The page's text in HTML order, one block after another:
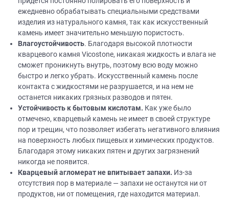
ежедневно обрабатывать специальными средствами
изделия из натурального камня, так как искусственный
камень имеет значительно меньшую пористость.
Влагоустойчивость. Благодаря высокой плотности
кварцевого камня Vicostone, никакая жидкость и влага не
сможет проникнуть внутрь, поэтому всю воду можно
быстро и легко убрать. Искусственный камень после
контакта с жидкостями не разрушается, и на нем не
останется никаких грязных разводов и пятен.
Устойчивость к бытовым кислотам. Как уже было
отмечено, кварцевый камень не имеет в своей структуре
пор и трещин, что позволяет избегать негативного влияния
на поверхность любых пищевых и химических продуктов.
Благодаря этому никаких пятен и других загрязнений
никогда не появится.
Кварцевый агломерат не впитывает запахи. Из-за
отсутствия пор в материале — запахи не останутся ни от
продуктов, ни от помещения, где находится материал.